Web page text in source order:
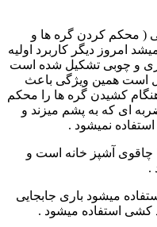
( محکم کردن گره ها و
امروز دیگر کاربرد اولیه
و چوبی تشکیل شده است
است همین ویژگی باعث
کشیدن گره ها را محکم
ای که به پشم میزند و
استفاده نمیشود .
چاقوی آشپز خانه است و
.
میشود باری جابجایی
استفاده میشود .